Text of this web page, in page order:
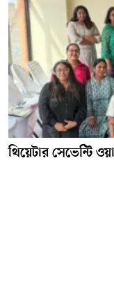
থিয়েটার সেভেন্টি